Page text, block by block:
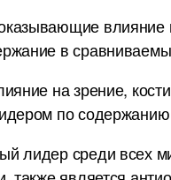
в
на зрение,
по
лидер среди всех